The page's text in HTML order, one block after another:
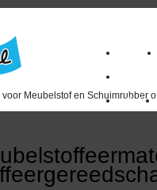
Meubelstof en Schuimrubber
Home
Outlet